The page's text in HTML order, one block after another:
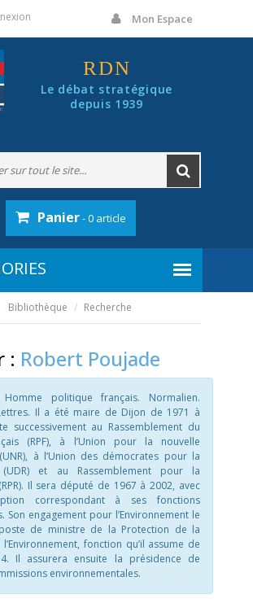
Mon Espace
RDN
Le débat stratégique
depuis 1939
Panier- 0 article
Bibliothèque Recherche
: Robert Poujade
Homme politique français. Normalien.
Il a été maire de Dijon de 1971 à
successivement au Rassemblement du
(RPF), à l’Union pour la nouvelle
à l’Union des démocrates pour la
(UDR) et au Rassemblement pour la
Il sera député de 1967 à 2002, avec
correspondant à ses fonctions
Son engagement pour l’Environnement le
de ministre de la Protection de la
fonction qu’il assume de
Il assurera ensuite la présidence de
environnementales.